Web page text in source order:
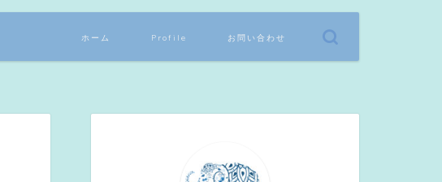
ホーム Profile お問い合わせ